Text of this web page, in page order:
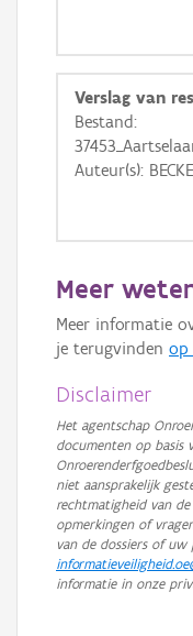
Ortho
GRB-
Verslag van
Bestand:
Auteur(s):
Meer
Meer informatie
je terugvinden op
Disclaimer
Het agentschap
documenten op basis
niet aansprakelijk
rechtmatigheid van
opmerkingen of
van de dossiers of
informatie in onze